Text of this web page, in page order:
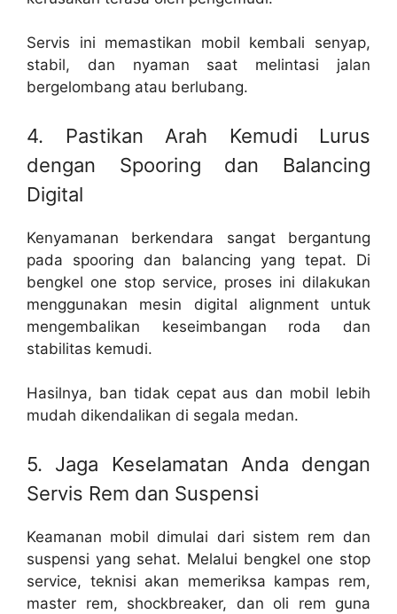
Servis ini memastikan mobil kembali senyap,
stabil, dan nyaman saat melintasi jalan
bergelombang atau berlubang.
4. Pastikan Arah Kemudi Lurus
dengan Spooring dan Balancing
Digital
Kenyamanan berkendara sangat bergantung
pada spooring dan balancing yang tepat. Di
bengkel one stop service, proses ini dilakukan
menggunakan mesin digital alignment untuk
mengembalikan keseimbangan roda dan
stabilitas kemudi.
Hasilnya, ban tidak cepat aus dan mobil lebih
mudah dikendalikan di segala medan.
5. Jaga Keselamatan Anda dengan
Servis Rem dan Suspensi
Keamanan mobil dimulai dari sistem rem dan
suspensi yang sehat. Melalui bengkel one stop
service, teknisi akan memeriksa kampas rem,
master rem, shockbreaker, dan oli rem guna